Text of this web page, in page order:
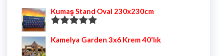
Kumaş Stand Oval 230x230cm
5.00oy aldı
Kamelya Garden 3x6 Krem 40'lık